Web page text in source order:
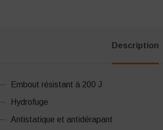
Description
Embout résistant à 200 J
Hydrofuge
Antistatique et antidérapant